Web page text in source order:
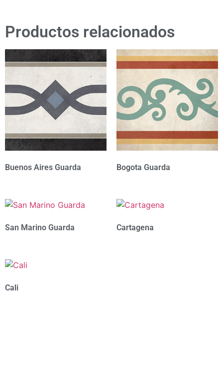
Productos relacionados
Buenos Aires Guarda Bogota Guarda
San Marino Guarda Cartagena
Cali